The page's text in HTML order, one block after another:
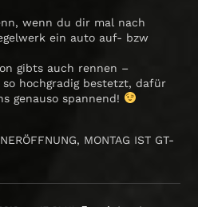
wenn du dir mal nach
ein auto auf- bzw
gibts auch rennen –
hochgradig bestetzt, dafür
genauso spannend!
MONTAG IST GT-